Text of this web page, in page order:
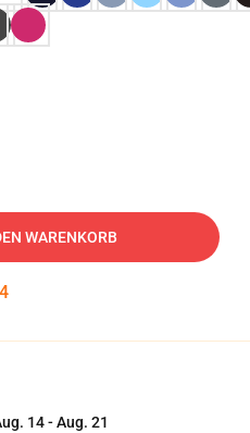
WARENKORB
14 - Aug. 21